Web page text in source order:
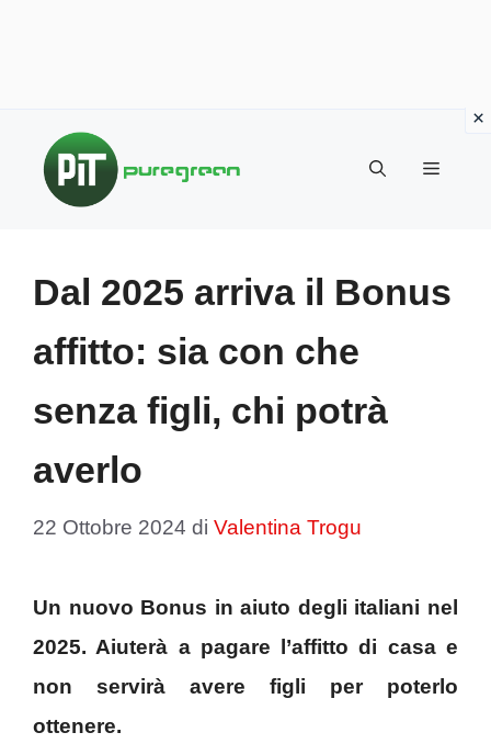
contenuto
MENU
Dal 2025 arriva il Bonus
affitto: sia con che
senza figli, chi potrà
averlo
22 Ottobre 2024 di Valentina Trogu
Un nuovo Bonus in aiuto degli italiani nel
2025. Aiuterà a pagare l’affitto di casa e
non servirà avere figli per poterlo
ottenere.